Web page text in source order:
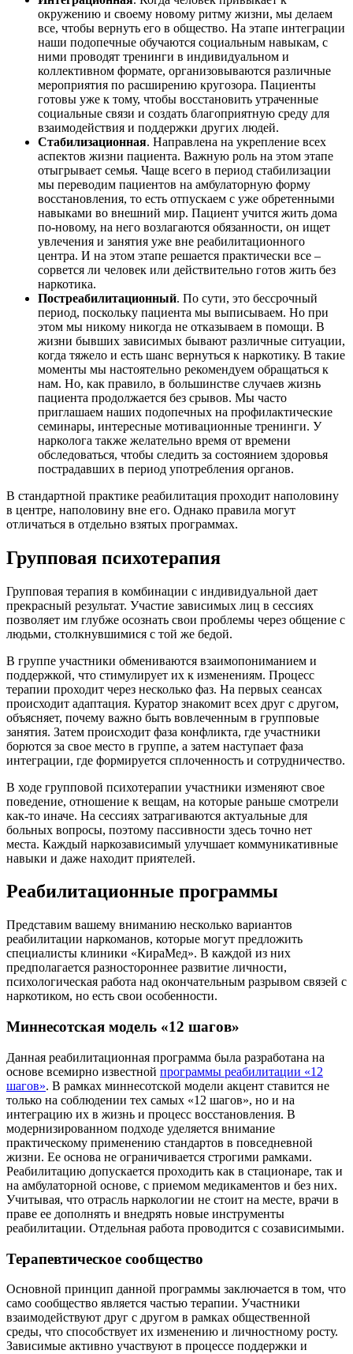
окружению и своему новому ритму жизни, мы делаем
все, чтобы вернуть его в общество. На этапе интеграции
наши подопечные обучаются социальным навыкам, с
ними проводят тренинги в индивидуальном и
коллективном формате, организовываются различные
мероприятия по расширению кругозора. Пациенты
готовы уже к тому, чтобы восстановить утраченные
социальные связи и создать благоприятную среду для
взаимодействия и поддержки других людей.
Стабилизационная. Направлена на укрепление всех
аспектов жизни пациента. Важную роль на этом этапе
отыгрывает семья. Чаще всего в период стабилизации
мы переводим пациентов на амбулаторную форму
восстановления, то есть отпускаем с уже обретенными
навыками во внешний мир. Пациент учится жить дома
по-новому, на него возлагаются обязанности, он ищет
увлечения и занятия уже вне реабилитационного
центра. И на этом этапе решается практически все –
сорвется ли человек или действительно готов жить без
наркотика.
Постреабилитационный. По сути, это бессрочный
период, поскольку пациента мы выписываем. Но при
этом мы никому никогда не отказываем в помощи. В
жизни бывших зависимых бывают различные ситуации,
когда тяжело и есть шанс вернуться к наркотику. В такие
моменты мы настоятельно рекомендуем обращаться к
нам. Но, как правило, в большинстве случаев жизнь
пациента продолжается без срывов. Мы часто
приглашаем наших подопечных на профилактические
семинары, интересные мотивационные тренинги. У
нарколога также желательно время от времени
обследоваться, чтобы следить за состоянием здоровья
пострадавших в период употребления органов.
В стандартной практике реабилитация проходит наполовину
в центре, наполовину вне его. Однако правила могут
отличаться в отдельно взятых программах.
Групповая психотерапия
Групповая терапия в комбинации с индивидуальной дает
прекрасный результат. Участие зависимых лиц в сессиях
позволяет им глубже осознать свои проблемы через общение с
людьми, столкнувшимися с той же бедой.
В группе участники обмениваются взаимопониманием и
поддержкой, что стимулирует их к изменениям. Процесс
терапии проходит через несколько фаз. На первых сеансах
происходит адаптация. Куратор знакомит всех друг с другом,
объясняет, почему важно быть вовлеченным в групповые
занятия. Затем происходит фаза конфликта, где участники
борются за свое место в группе, а затем наступает фаза
интеграции, где формируется сплоченность и сотрудничество.
В ходе групповой психотерапии участники изменяют свое
поведение, отношение к вещам, на которые раньше смотрели
как-то иначе. На сессиях затрагиваются актуальные для
больных вопросы, поэтому пассивности здесь точно нет
места. Каждый наркозависимый улучшает коммуникативные
навыки и даже находит приятелей.
Реабилитационные программы
Представим вашему вниманию несколько вариантов
реабилитации наркоманов, которые могут предложить
специалисты клиники «КираМед». В каждой из них
предполагается разностороннее развитие личности,
психологическая работа над окончательным разрывом связей с
наркотиком, но есть свои особенности.
Миннесотская модель «12 шагов»
Данная реабилитационная программа была разработана на
основе всемирно известной программы реабилитации «12
шагов». В рамках миннесотской модели акцент ставится не
только на соблюдении тех самых «12 шагов», но и на
интеграцию их в жизнь и процесс восстановления. В
модернизированном подходе уделяется внимание
практическому применению стандартов в повседневной
жизни. Ее основа не ограничивается строгими рамками.
Реабилитацию допускается проходить как в стационаре, так и
на амбулаторной основе, с приемом медикаментов и без них.
Учитывая, что отрасль наркологии не стоит на месте, врачи в
праве ее дополнять и внедрять новые инструменты
реабилитации. Отдельная работа проводится с созависимыми.
Терапевтическое сообщество
Основной принцип данной программы заключается в том, что
само сообщество является частью терапии. Участники
взаимодействуют друг с другом в рамках общественной
среды, что способствует их изменению и личностному росту.
Зависимые активно участвуют в процессе поддержки и